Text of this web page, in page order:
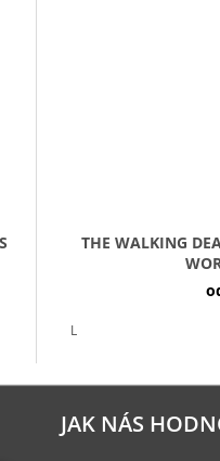
THE WALKING
L
JAK NÁS